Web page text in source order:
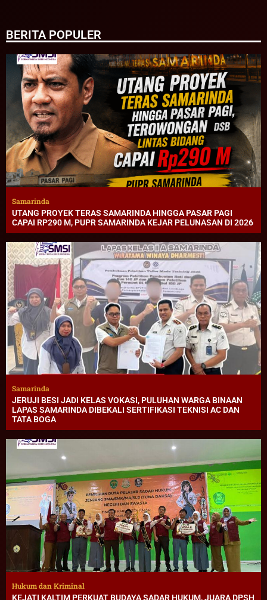
BERITA POPULER
Samarinda
UTANG PROYEK TERAS SAMARINDA HINGGA PASAR PAGI
CAPAI RP290 M, PUPR SAMARINDA KEJAR PELUNASAN DI 2026
Samarinda
JERUJI BESI JADI KELAS VOKASI, PULUHAN WARGA BINAAN
LAPAS SAMARINDA DIBEKALI SERTIFIKASI TEKNISI AC DAN
TATA BOGA
Hukum dan Kriminal
KEJATI KALTIM PERKUAT BUDAYA SADAR HUKUM, JUARA DPSH